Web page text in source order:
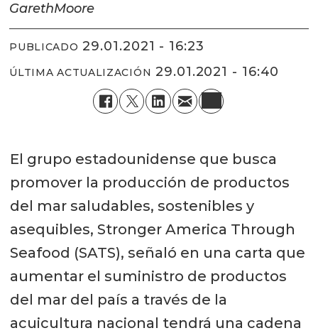
GarethMoore
PUBLICADO 29.01.2021 - 16:23
ÚLTIMA ACTUALIZACIÓN 29.01.2021 - 16:40
El grupo estadounidense que busca
promover la producción de productos
del mar saludables, sostenibles y
asequibles, Stronger America Through
Seafood (SATS), señaló en una carta que
aumentar el suministro de productos
del mar del país a través de la
acuicultura nacional tendrá una cadena